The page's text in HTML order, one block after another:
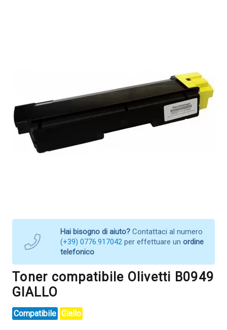
Hai bisogno di aiuto? Contattaci al numero
(+39) 0776.917042 per effettuare un ordine
telefonico
Toner compatibile Olivetti B0949
GIALLO
Compatibile Giallo